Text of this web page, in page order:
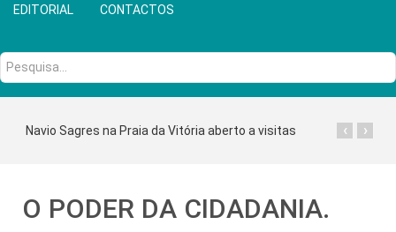
EDITORIAL CONTACTOS
Pesquisa...
Navio Sagres na Praia da Vitória aberto a visitas ›
‹
O PODER DA CIDADANIA.